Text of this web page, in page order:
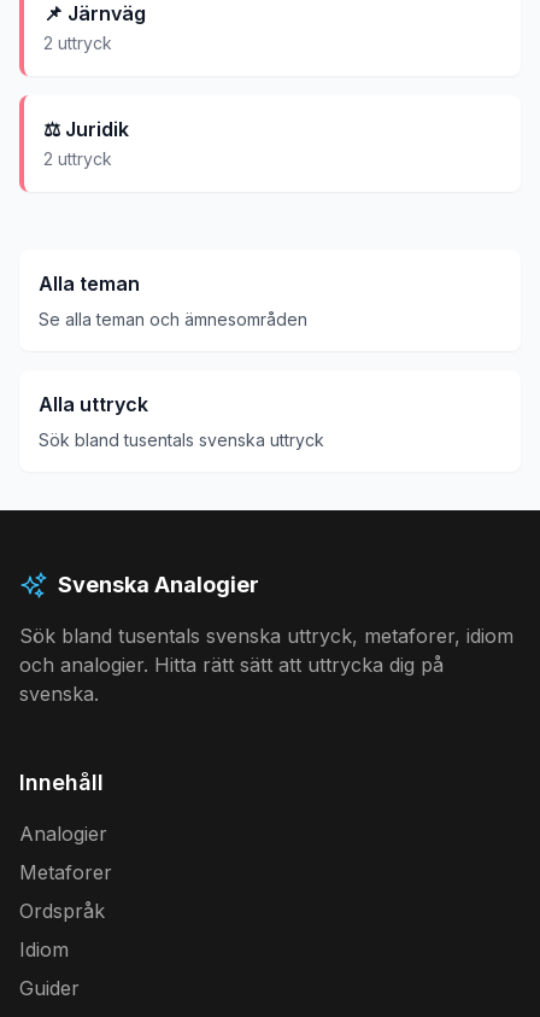
📌 Järnväg
2 uttryck
⚖️ Juridik
2 uttryck
Alla teman
Se alla teman och ämnesområden
Alla uttryck
Sök bland tusentals svenska uttryck
Svenska Analogier
Sök bland tusentals svenska uttryck, metaforer, idiom
och analogier. Hitta rätt sätt att uttrycka dig på
svenska.
Innehåll
Analogier
Metaforer
Ordspråk
Idiom
Guider